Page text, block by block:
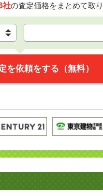
社の査定価格をまとめて取
を依頼をする（無料）